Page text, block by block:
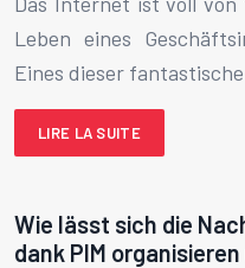
Leben eines
Eines dieser
LIRE LA SUITE
Wie lässt sich die
dank PIM